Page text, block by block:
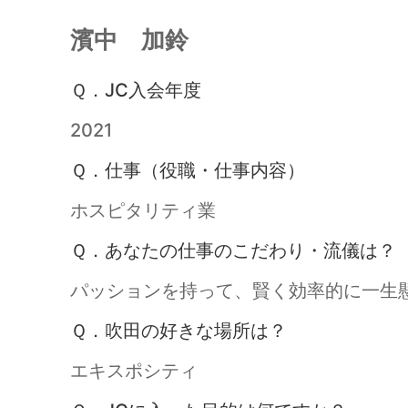
濱中 加鈴
Ｑ．JC入会年度
2021
Ｑ．仕事（役職・仕事内容）
ホスピタリティ業
Ｑ．あなたの仕事のこだわり・流儀は？
パッションを持って、賢く効率的に一生
Ｑ．吹田の好きな場所は？
エキスポシティ